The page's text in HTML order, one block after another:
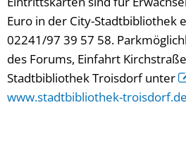
Euro in der City-Stadtbibliothek
02241/97 39 57 58.
des Forums, Einfahrt
Stadtbibliothek Troisdorf unter
www.stadtbibliothek-troisdorf.de